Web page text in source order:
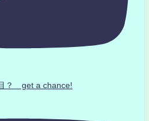
？ get a chance!